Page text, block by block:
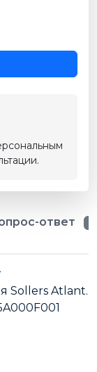
ответ
Sollers Atlant.